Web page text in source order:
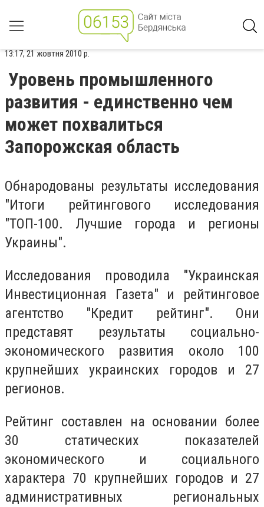
13:17, 21 жовтня 2010 р.
Уровень промышленного
развития - единственно чем
может похвалиться
Запорожская область
Обнародованы результаты исследования
"Итоги рейтингового исследования
"ТОП-100. Лучшие города и регионы
Украины".
Исследования проводила "Украинская
Инвестиционная Газета" и рейтинговое
агентство "Кредит рейтинг". Они
представят результаты социально-
экономического развития около 100
крупнейших украинских городов и 27
регионов.
Рейтинг составлен на основании более
30 статических показателей
экономического и социального
характера 70 крупнейших городов и 27
административных региональных